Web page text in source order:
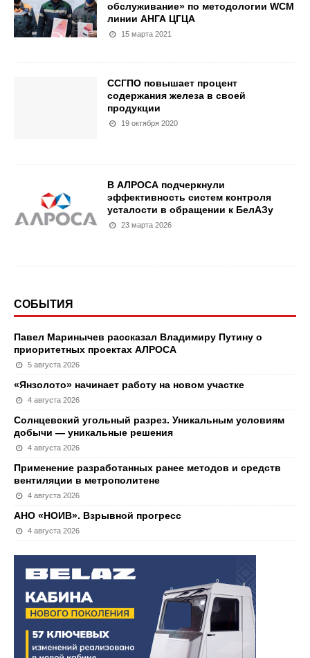
обслуживание» по методологии WCM
линии АНГА ЦГЦА
15 марта 2021
ССГПО повышает процент
содержания железа в своей
продукции
19 октября 2020
В АЛРОСА подчеркнули
эффективность систем контроля
усталости в обращении к БелАЗу
23 марта 2026
СОБЫТИЯ
Павел Маринычев рассказал Владимиру Путину о
приоритетных проектах АЛРОСА
5 августа 2026
«Янзолото» начинает работу на новом участке
4 августа 2026
Солнцевский угольный разрез. Уникальным условиям
добычи — уникальные решения
4 августа 2026
Применение разработанных ранее методов и средств
вентиляции в метрополитене
4 августа 2026
АНО «НОИВ». Взрывной прогресс
4 августа 2026